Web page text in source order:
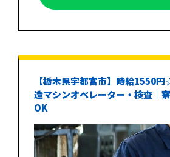
【栃木県宇都宮市】時給1550
造マシンオペレーター・検査｜
OK